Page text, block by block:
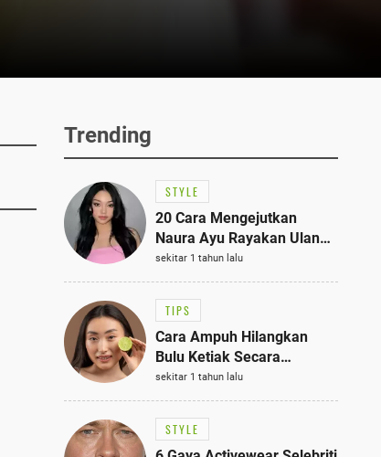
Trending
STYLE
20 Cara Mengejutkan
Naura Ayu Rayakan Ulang
Tahun di Panti Asuhan,
Terlihat Anggun dengan
Kaftan Cokelat
sekitar 1 tahun lalu
TIPS
Cara Ampuh Hilangkan
Bulu Ketiak Secara
Permanen dalam 5
Langkah Sederhana
sekitar 1 tahun lalu
STYLE